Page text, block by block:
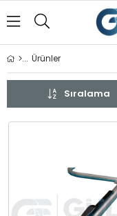
Ürünler
Sıralama